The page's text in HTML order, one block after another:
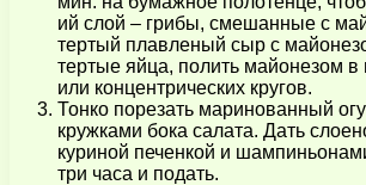
ий слой – грибы, смешанные с
тертый плавленый сыр с
тертые яйца, полить майонезом в
или концентрических кругов.
Тонко порезать маринованный
кружками бока салата. Дать
куриной печенкой и
три часа и подать.